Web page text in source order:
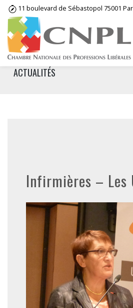
Skip
content
11 boulevard de Sébastopol 75001
ACTUALITÉS
Infirmières – Les